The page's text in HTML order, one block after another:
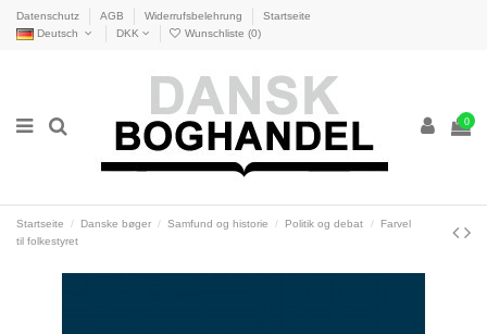
Datenschutz AGB Widerrufsbelehrung
Startseite
Deutsch
DKK Wunschliste (0)
0
Startseite Danske bøger Samfund og historie Politik og debat
Farvel
til folkestyret